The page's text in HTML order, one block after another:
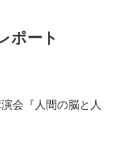
ポート
会『人間の脳と人